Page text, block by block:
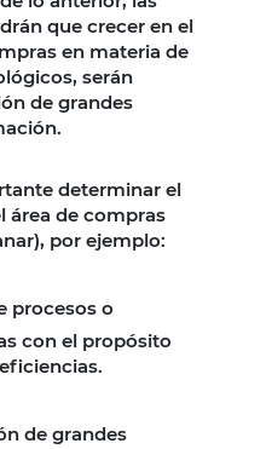
que crecer en el
en materia de
serán
de grandes
determinar el
área de compras
por ejemplo:
procesos o
con el propósito
de grandes